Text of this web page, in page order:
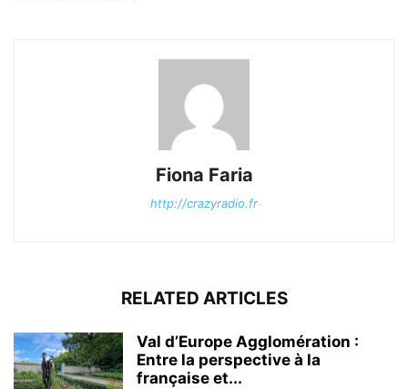
Fiona Faria
http://crazyradio.fr
RELATED ARTICLES
Val d’Europe Agglomération :
Entre la perspective à la
française et...